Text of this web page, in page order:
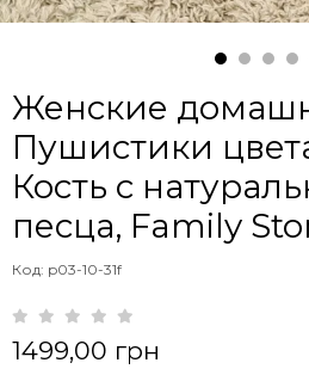
Женские
Пушистики
Кость с
песца, Family
Код: p03-10-31f
1499,00 грн